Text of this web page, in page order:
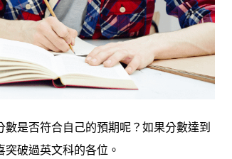
是否符合自己的預期呢？如果分數達到
破過英文科的各位。